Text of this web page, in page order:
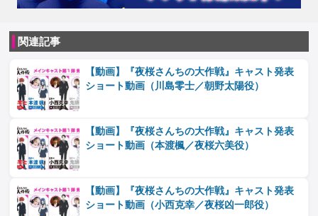
関連記事
【動画】『夜桜さんちの大作戦』キャスト発表
ショート動画（川島零士／朝野太陽役）
【動画】『夜桜さんちの大作戦』キャスト発表
ショート動画（本渡楓／夜桜六美役）
【動画】『夜桜さんちの大作戦』キャスト発表
ショート動画（小西克幸／夜桜凶一郎役）